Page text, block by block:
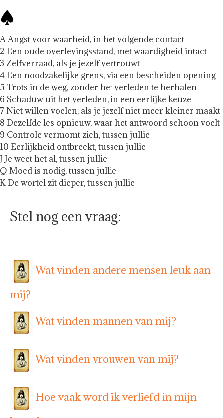
A Angst voor waarheid, in het volgende contact
2 Een oude overlevingsstand, met waardigheid intact
3 Zelfverraad, als je jezelf vertrouwt
4 Een noodzakelijke grens, via een bescheiden opening
5 Trots in de weg, zonder het verleden te herhalen
6 Schaduw uit het verleden, in een eerlijke keuze
7 Niet willen voelen, als je jezelf niet meer kleiner maakt
8 Dezelfde les opnieuw, waar het antwoord schoon voelt
9 Controle vermomt zich, tussen jullie
10 Eerlijkheid ontbreekt, tussen jullie
J Je weet het al, tussen jullie
Q Moed is nodig, tussen jullie
K De wortel zit dieper, tussen jullie
Stel nog een vraag:
Wat vinden andere mensen leuk aan
mij?
Wat vinden mannen van mij?
Wat vinden vrouwen van mij?
Hoe vaak word ik verliefd in mijn